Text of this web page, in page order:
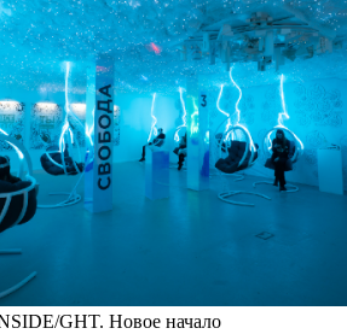
GHT. Новое начало